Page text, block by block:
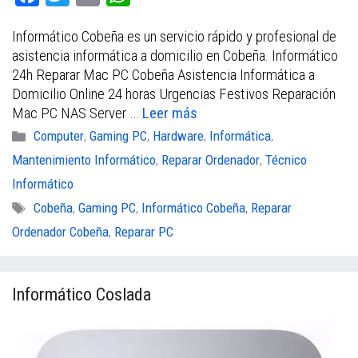
c
e
b
o
o
k
i
t
e
r
a
l
a
t
s
p
p
Informático Cobeña es un servicio rápido y profesional de
asistencia informática a domicilio en Cobeña. Informático
24h Reparar Mac PC Cobeña Asistencia Informática a
Domicilio Online 24 horas Urgencias Festivos Reparación
Mac PC NAS Server … Leer más
Categorías
Computer,Gaming PC, Hardware, Informática,
Mantenimiento Informático, Reparar Ordenador, Técnico
Informático
Etiquetas
Cobeña,Gaming PC, Informático Cobeña, Reparar
Ordenador Cobeña, Reparar PC
Informático Coslada